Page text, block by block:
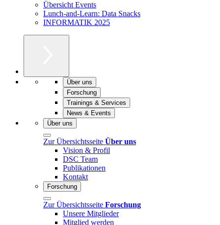
Übersicht Events
Lunch-and-Learn: Data Snacks
INFORMATIK 2025
Über uns
Forschung
Trainings & Services
News & Events
Über uns
Zur Übersichtsseite Über uns
Vision & Profil
DSC Team
Publikationen
Kontakt
Forschung
Zur Übersichtsseite Forschung
Unsere Mitglieder
Mitglied werden